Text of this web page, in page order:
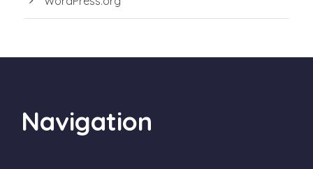
Navigation